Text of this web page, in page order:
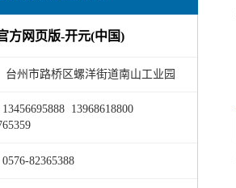
方网页版-开元(中国)
台州市路桥区螺洋街道南山工业园
13968618800
82365388